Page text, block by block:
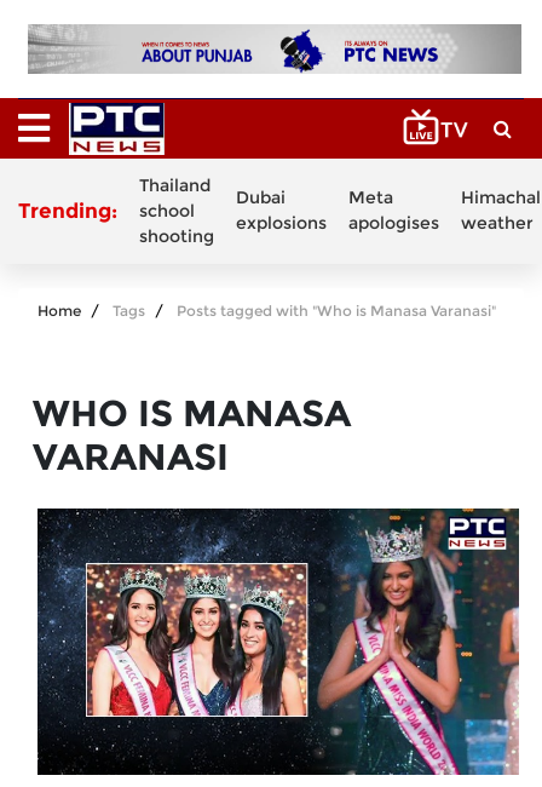
Trending:
Thailand
school
shooting
Dubai
explosions
Meta
apologises
Himachal
weather
Home Tags Posts tagged with "Who is Manasa Varanasi"
WHO IS MANASA
VARANASI